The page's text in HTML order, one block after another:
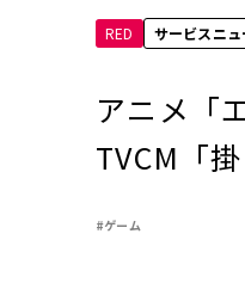
RED サービスニュ
アニメ「
TVCM「
#ゲーム